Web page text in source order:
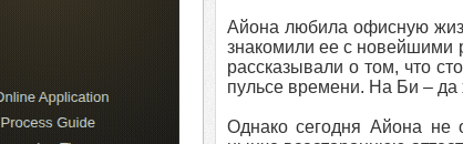
Айона любила офисную
знакомили ее с новейшими
рассказывали о том, что
пульсе времени. На Би – да
Однако сегодня Айона не